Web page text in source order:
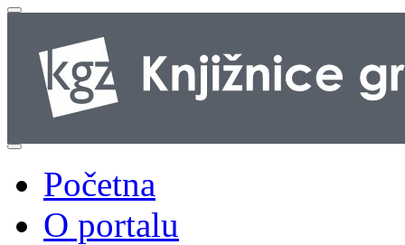
Početna
O portalu